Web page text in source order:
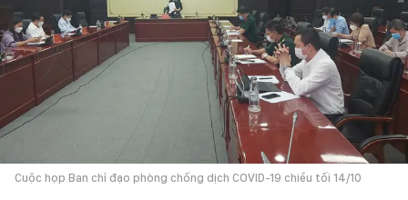
Cuộc họp Ban chỉ đạo phòng chống dịch COVID-19 chiều tối 14/10